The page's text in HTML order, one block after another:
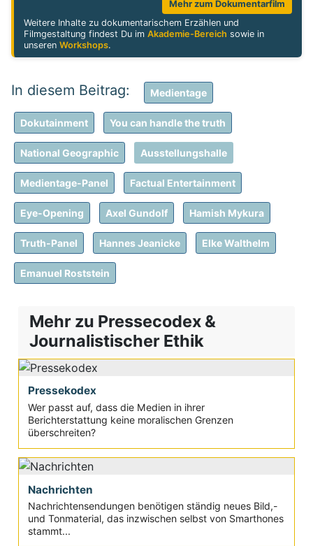
Mehr zum Dokumentarfilm
Weitere Inhalte zu dokumentarischem Erzählen und
Filmgestaltung findest Du imAkademie-Bereich sowie in
unserenWorkshops.
Medientage
Dokutainment You can handle the truth
National Geographic Ausstellungshalle
Medientage-Panel Factual Entertainment
Eye-Opening Axel Gundolf Hamish Mykura
Truth-Panel Hannes Jeanicke Elke Walthelm
Emanuel Roststein
Mehr zu Pressecodex &
Journalistischer Ethik
Pressekodex
Wer passt auf, dass die Medien in ihrer
Berichterstattung keine moralischen Grenzen
überschreiten?
Nachrichten
Nachrichtensendungen benötigen ständig neues Bild,-
und Tonmaterial, das inzwischen selbst von Smarthones
stammt...